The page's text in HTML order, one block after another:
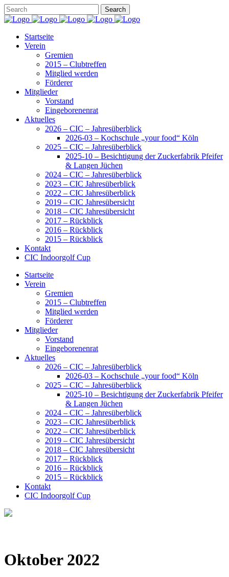
Startseite
Verein
Gremien
2015 – Clubtreffen
Mitglied werden
Förderer
Mitglieder
Vorstand
Eingeborenenrat
Aktuelles
2026 – CIC – Jahresüberblick
2026-03 – Kochschule „your food“ Köln
2025 – CIC – Jahresüberblick
2025-10 – Besichtigung der Zuckerfabrik Pfeifer
& Langen Jüchen
2024 – CIC – Jahresüberblick
2023 – CIC Jahresüberblick
2022 – CIC Jahresüberblick
2019 – CIC Jahresübersicht
2018 – CIC Jahresübersicht
2017 – Rückblick
2016 – Rückblick
2015 – Rückblick
Kontakt
CIC Indoorgolf Cup
Startseite
Verein
Gremien
2015 – Clubtreffen
Mitglied werden
Förderer
Mitglieder
Vorstand
Eingeborenenrat
Aktuelles
2026 – CIC – Jahresüberblick
2026-03 – Kochschule „your food“ Köln
2025 – CIC – Jahresüberblick
2025-10 – Besichtigung der Zuckerfabrik Pfeifer
& Langen Jüchen
2024 – CIC – Jahresüberblick
2023 – CIC Jahresüberblick
2022 – CIC Jahresüberblick
2019 – CIC Jahresübersicht
2018 – CIC Jahresübersicht
2017 – Rückblick
2016 – Rückblick
2015 – Rückblick
Kontakt
CIC Indoorgolf Cup
Oktober 2022